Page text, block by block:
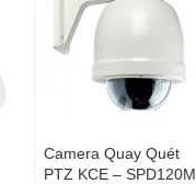
và sử dụng sản phẩm
chính hãng tốt nhất Hà Nội – tp
Camera Quay Quét
PTZ KCE – SPD120M